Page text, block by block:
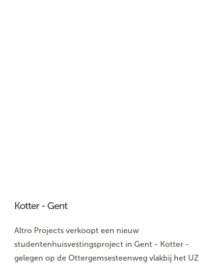
Kotter - Gent
Altro Projects verkoopt een nieuw
studentenhuisvestingsproject in Gent - Kotter -
gelegen op de Ottergemsesteenweg vlakbij het UZ